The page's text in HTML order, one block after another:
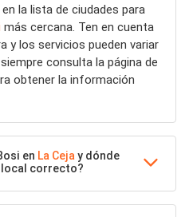
la lista de ciudades para
más cercana. Ten en cuenta
y los servicios pueden variar
consulta la página de
obtener la información
en La Ceja y dónde
correcto?